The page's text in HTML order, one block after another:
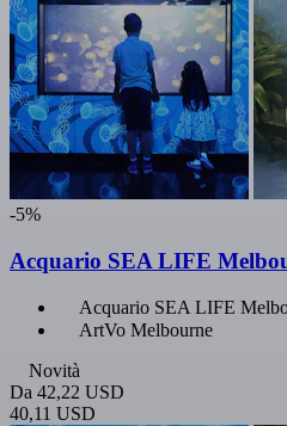
-5%
Acquario SEA LIFE
Acquario SEA LIFE
ArtVo Melbourne
Novità
Da 42,22 USD
40,11 USD